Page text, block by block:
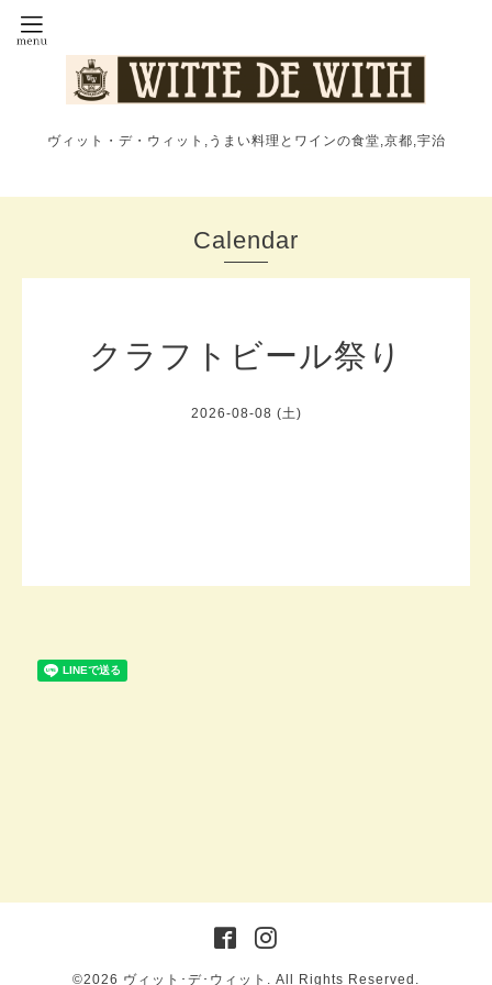
ヴィット・デ・ウィット,うまい料理とワインの食堂,京都,宇治
Calendar
クラフトビール祭り
2026-08-08 (土)
©2026 ヴィット･デ･ウィット . All Rights Reserved.